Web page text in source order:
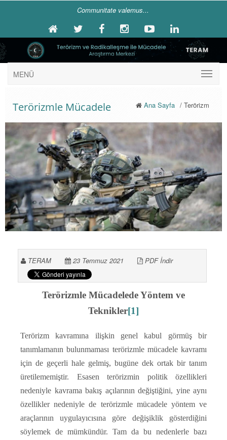
Communitate valemus...
MENÜ
Terörizmle Mücadele / Terörizm
Ana Sayfa
TERAM 23 Temmuz 2021 PDF İndir
Terörizmle Mücadelede Yöntem ve
Teknikler[1]
Terörizm kavramına ilişkin genel kabul görmüş bir
tanımlamanın bulunmaması terörizmle mücadele kavramı
için de geçerli hale gelmiş, bugüne dek ortak bir tanım
üretilememiştir. Esasen terörizmin politik özellikleri
nedeniyle kavrama bakış açılarının değiştiğini, yine aynı
özellikler nedeniyle de terörizmle mücadele yöntem ve
araçlarının uygulayıcısına göre değişiklik gösterdiğini
söylemek de mümkündür. Tam da bu nedenlerle bazı